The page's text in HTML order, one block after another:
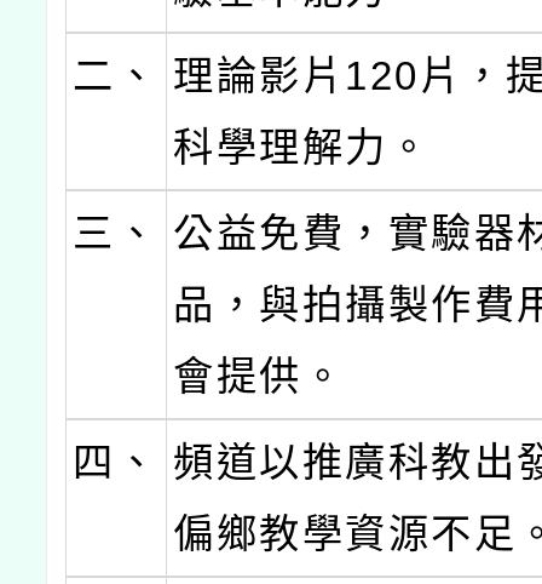
二、
理論影片120片，
科學理解力。
三、
公益免費，實驗器
品，與拍攝製作費
會提供。
四、
頻道以推廣科教出
偏鄉教學資源不足